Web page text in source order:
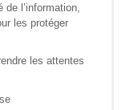
l’information,
les protéger
les attentes